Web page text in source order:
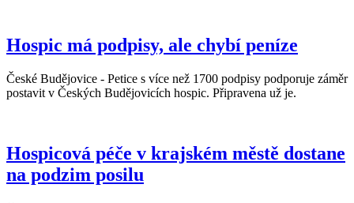
Hospic má podpisy, ale chybí peníze
České Budějovice - Petice s více než 1700 podpisy podporuje záměr
postavit v Českých Budějovicích hospic. Připravena už je.
Hospicová péče v krajském městě dostane
na podzim posilu